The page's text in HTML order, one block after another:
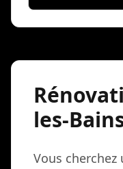
les-
Vous